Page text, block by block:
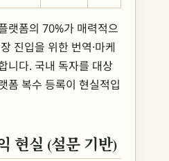
랫폼의 70%가 매력적으
진입을 위한 번역·마케
니다. 국내 독자를 대상
폼 복수 등록이 현실적입
현실 (설문 기반)